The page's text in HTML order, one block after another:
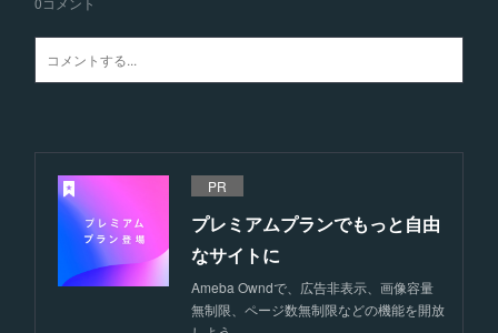
PR
プレミアムプランでもっと自由
なサイトに
Ameba Owndで、広告非表示、画像容量
無制限、ページ数無制限などの機能を開放